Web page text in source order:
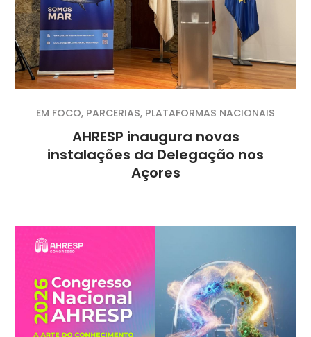
AHRESP inaugura novas
instalações da Delegação nos
Açores
EM FOCO, PARCERIAS, PLATAFORMAS NACIONAIS